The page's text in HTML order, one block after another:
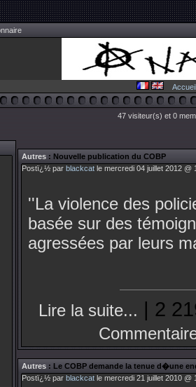
Accueil
47 visiteur(s) et 0
Autres : Nouvelle publication du COBP
Postï¿½ par blackcat le mercredi 04 juillet 2012 @
''La violence des
basée sur des
agressées par leurs
Lire la suite... | 2
Autres : Le COBP demande la tenue d�une
Postï¿½ par blackcat le mercredi 21 juillet 2010 @